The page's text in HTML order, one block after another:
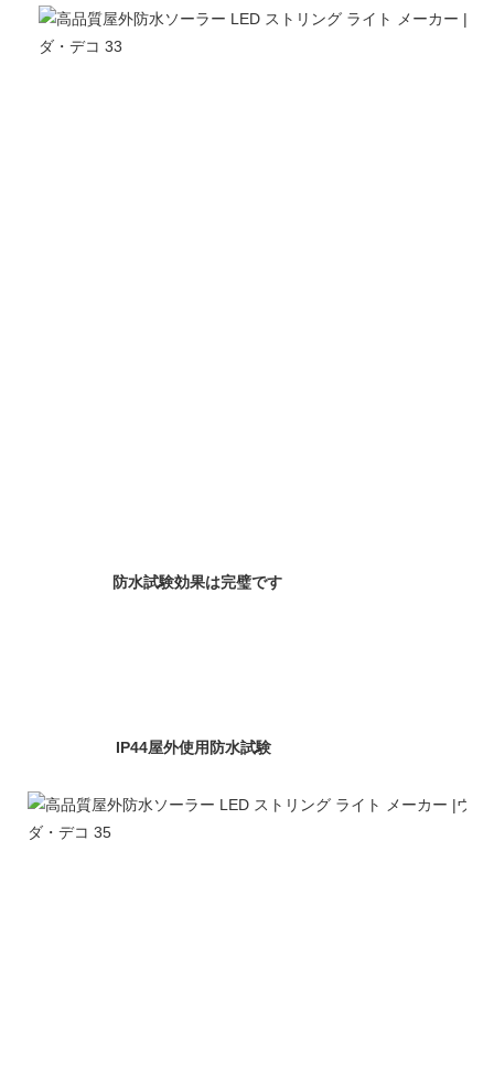
防水試験効果は完璧です
IP44屋外使用防水試験